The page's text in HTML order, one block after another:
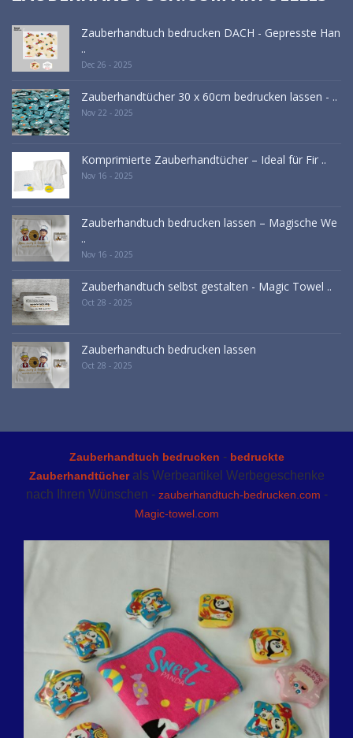
Zauberhandtuch bedrucken DACH - Gepresste Han
..
Dec 26 - 2025
Zauberhandtücher 30 x 60cm bedrucken lassen - ..
Nov 22 - 2025
Komprimierte Zauberhandtücher – Ideal für Fir ..
Nov 16 - 2025
Zauberhandtuch bedrucken lassen – Magische We
..
Nov 16 - 2025
Zauberhandtuch selbst gestalten - Magic Towel ..
Oct 28 - 2025
Zauberhandtuch bedrucken lassen
Oct 28 - 2025
Zauberhandtuch bedrucken - bedruckte
Zauberhandtücherals Werbeartikel Werbegeschenke
nach Ihren Wünschen - zauberhandtuch-bedrucken.com -
Magic-towel.com